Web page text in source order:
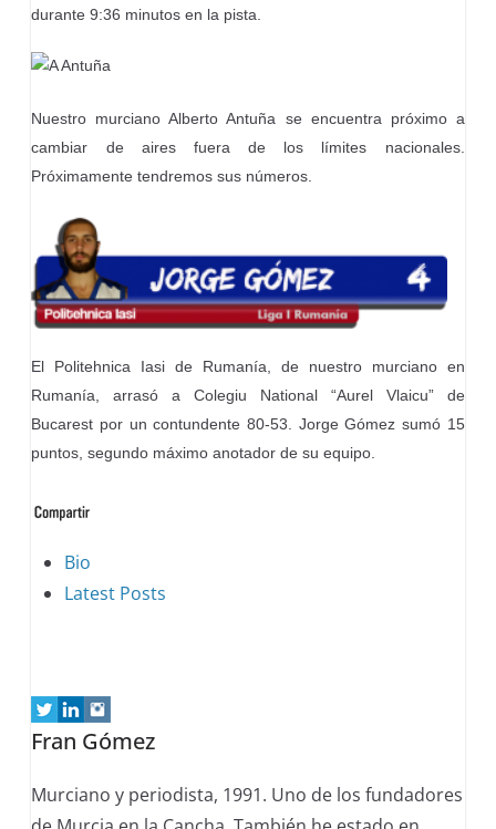
durante 9:36 minutos en la pista.
Nuestro murciano Alberto Antuña se encuentra próximo a
cambiar de aires fuera de los límites nacionales.
Próximamente tendremos sus números.
El Politehnica Iasi de Rumanía, de nuestro murciano en
Rumanía, arrasó a Colegiu National “Aurel Vlaicu” de
Bucarest por un contundente 80-53. Jorge Gómez sumó 15
puntos, segundo máximo anotador de su equipo.
The
following
content
below.
Bio
Latest Posts
Fran Gómez
Murciano y periodista, 1991. Uno de los fundadores